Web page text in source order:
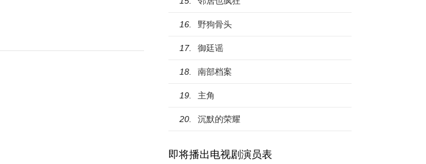
16. 野狗骨头
17. 御廷谣
18. 南部档案
19. 主角
20. 沉默的荣耀
即将播出电视剧演员表